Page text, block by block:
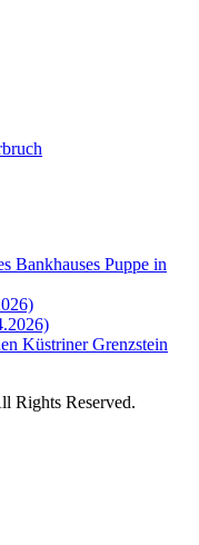
Bankhauses Puppe in
Küstriner Grenzstein
Rights Reserved.